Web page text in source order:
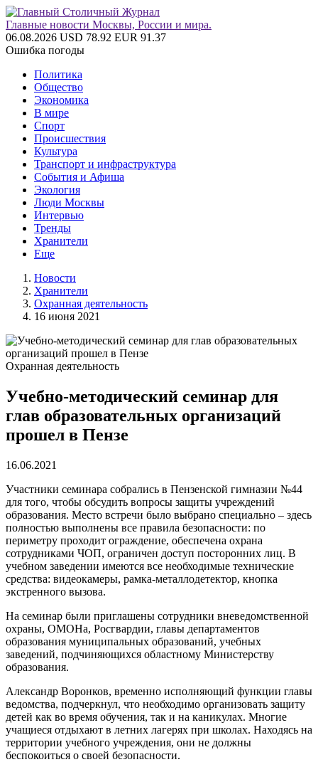
Главные новости Москвы, России и мира.
06.08.2026 USD 78.92 EUR 91.37
Ошибка погоды
Политика
Общество
Экономика
В мире
Спорт
Происшествия
Культура
Транспорт и инфраструктура
События и Афиша
Экология
Люди Москвы
Интервью
Тренды
Хранители
Еще
Новости
Хранители
Охранная деятельность
16 июня 2021
Охранная деятельность
Учебно-методический семинар для
глав образовательных организаций
прошел в Пензе
16.06.2021
Участники семинара собрались в Пензенской гимназии №44
для того, чтобы обсудить вопросы защиты учреждений
образования. Место встречи было выбрано специально – здесь
полностью выполнены все правила безопасности: по
периметру проходит ограждение, обеспечена охрана
сотрудниками ЧОП, ограничен доступ посторонних лиц. В
учебном заведении имеются все необходимые технические
средства: видеокамеры, рамка-металлодетектор, кнопка
экстренного вызова.
На семинар были приглашены сотрудники вневедомственной
охраны, ОМОНа, Росгвардии, главы департаментов
образования муниципальных образований, учебных
заведений, подчиняющихся областному Министерству
образования.
Александр Воронков, временно исполняющий функции главы
ведомства, подчеркнул, что необходимо организовать защиту
детей как во время обучения, так и на каникулах. Многие
учащиеся отдыхают в летних лагерях при школах. Находясь на
территории учебного учреждения, они не должны
беспокоиться о своей безопасности.